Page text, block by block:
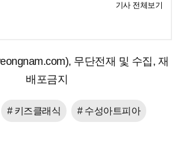
기사 전체보기
무단전재 및 수집, 재
배포금지
# 키즈클래식 # 수성아트피아